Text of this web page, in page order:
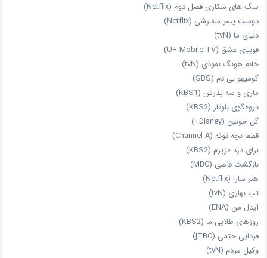
سگ های شکاری فصل دوم (Netflix)
دوست‌ پسر سفارشی (Netflix)
دنیای ما (tvN)
فوبیای عشق (U+ Mobile TV)
خانم هونگ نفوذی (tvN)
گومیهو بی دم (SBS)
ماری و سه پدرش (KBS1)
دروغگوی باوقار (KBS2)
گل خونین (Disney+)
قطعا بچه توئه (Channel A)
برای دزد عزیزم (KBS2)
بازگشت قاضی (MBC)
هنر سارا (Netflix)
تب بهاری (tvN)
آیدل من (ENA)
روزهای طلایی ما (KBS2)
فردایی حتمی (jTBC)
وکیل مردم (tvN)